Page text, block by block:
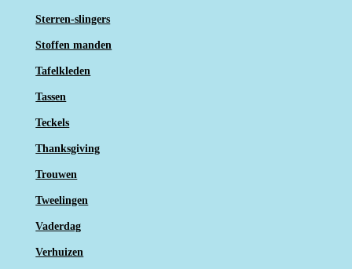
Sterren-slingers
Stoffen manden
Tafelkleden
Tassen
Teckels
Thanksgiving
Trouwen
Tweelingen
Vaderdag
Verhuizen